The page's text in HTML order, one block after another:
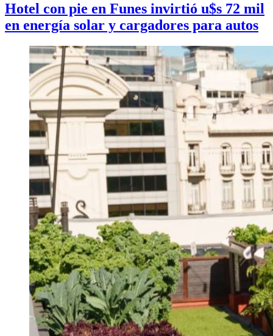
Hotel con pie en Funes invirtió u$s 72 mil
en energía solar y cargadores para autos